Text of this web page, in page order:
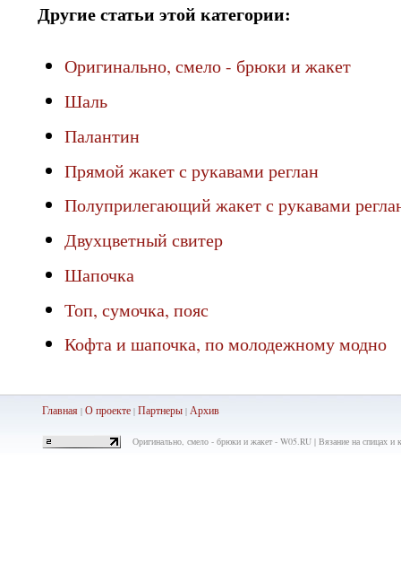
Другие статьи этой категории:
Оригинально, смело - брюки и жакет
Шаль
Палантин
Прямой жакет с рукавами реглан
Полуприлегающий жакет с рукавами
Двухцветный свитер
Шапочка
Топ, сумочка, пояс
Кофта и шапочка, по молодежному модно
Главная| О проекте| Партнеры| Архив
Оригинально, смело - брюки и жакет - W05.RU | Вязание на спицах и